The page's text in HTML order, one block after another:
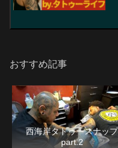
おすすめ記事
西海岸タトゥースナップ
part.2